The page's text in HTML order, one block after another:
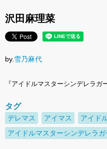
沢田麻理菜
by. 雪乃麻代
『アイドルマスターシンデレラガ
タグ
デレマス アイマス
アイド
アイドルマスターシンデレラ